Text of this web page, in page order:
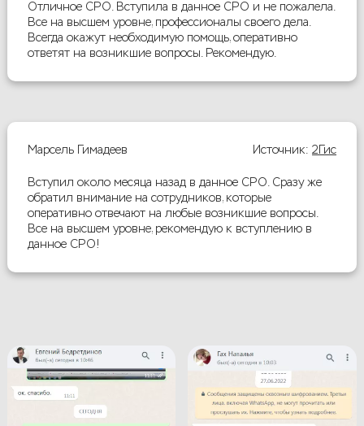
Отличное СРО. Вступила в данное СРО и не пожалела.
Все на высшем уровне, профессионалы своего дела.
Всегда окажут необходимую помощь, оперативно
ответят на возникшие вопросы. Рекомендую.
Марсель Гимадеев Источник:2Гис
Вступил около месяца назад в данное СРО. Сразу же
обратил внимание на сотрудников, которые
оперативно отвечают на любые возникшие вопросы.
Все на высшем уровне, рекомендую к вступлению в
данное СРО!